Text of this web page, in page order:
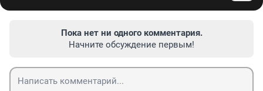
Пока нет ни одного комментария.
Начните обсуждение первым!